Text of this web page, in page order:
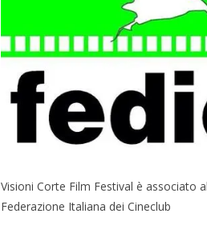
Visioni Corte Film Festival è associato
Federazione Italiana dei Cineclub